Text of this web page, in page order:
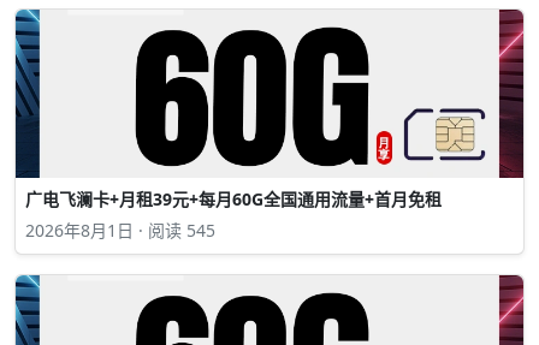
广电飞澜卡+月租39元+每月60G全国通用流量+首月免租
2026年8月1日 · 阅读 545